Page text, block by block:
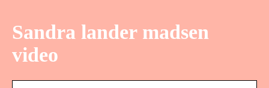
Sandra lander madsen
video